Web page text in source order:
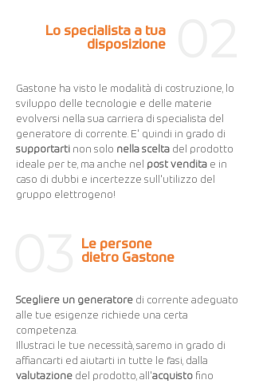
Lo specialista a tua
disposizione
Gastone ha visto le modalità di costruzione, lo
sviluppo delle tecnologie e delle materie
evolversi nella sua carriera di specialista del
generatore di corrente. E' quindi in grado di
supportarti non solo nella scelta del prodotto
ideale per te, ma anche nel post vendita e in
caso di dubbi e incertezze sull'utilizzo del
gruppo elettrogeno!
Le persone
dietro Gastone
Scegliere un generatore di corrente adeguato
alle tue esigenze richiede una certa
competenza.​
Illustraci le tue necessità, saremo in grado di
affiancarti ed aiutarti in tutte le fasi, dalla
valutazione del prodotto, all'acquisto fino